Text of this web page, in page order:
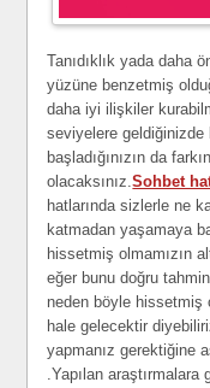
Tanıdıklık yada daha
yüzüne benzetmiş
daha iyi ilişkiler
seviyelere geldiğinizde
başladığınızın da
olacaksınız.Sohbet
hatlarında sizlerle ne
katmadan yaşamaya
hissetmiş olmamızın
eğer bunu doğru
neden böyle hissetmiş
hale gelecektir
yapmanız gerektiğine
.Yapılan